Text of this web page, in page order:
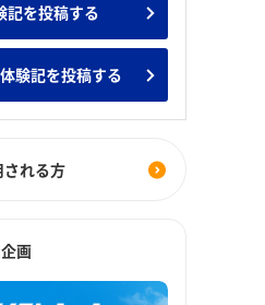
みんなのインターン人気企業ランキ
記を投稿する
験記を投稿する
れる方
画